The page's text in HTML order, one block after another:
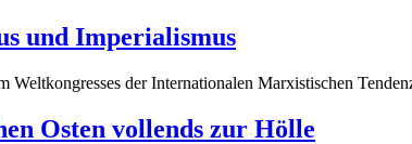
und Imperialismus
der Internationalen Marxistischen
Osten vollends zur Hölle